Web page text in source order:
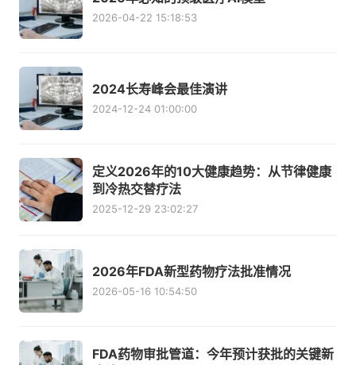
2026-04-22 15:18:53
2024长寿峰会最佳演讲
2024-12-24 01:00:00
定义2026年的10大健康趋势：从节律健康
到冷热交替疗法
2025-12-29 23:02:27
2026年FDA新型药物疗法批准情况
2026-05-16 10:54:50
FDA药物审批管道：今年预计获批的关键新